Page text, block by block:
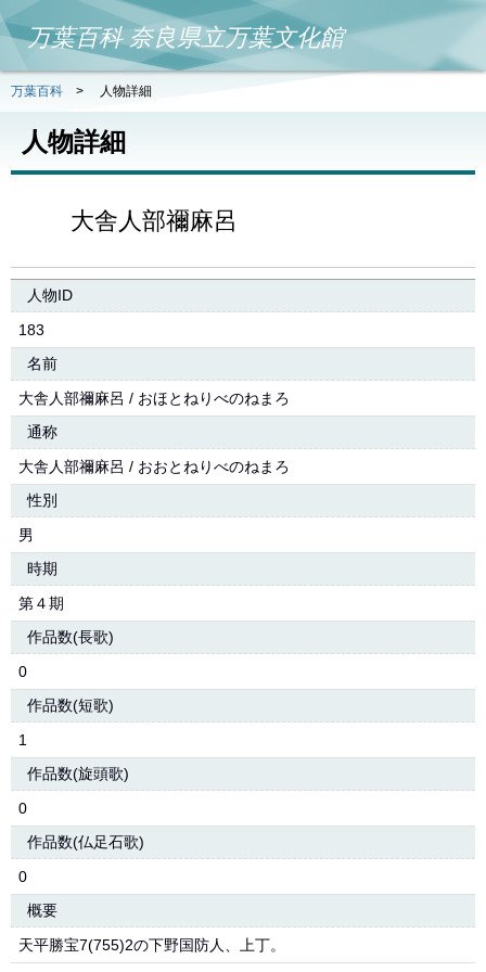
万葉百科 奈良県立万葉文化館
万葉百科 > 人物詳細
人物詳細
大舎人部禰麻呂
人物ID
183
名前
大舎人部禰麻呂 / おほとねりべのねまろ
通称
大舎人部禰麻呂 / おおとねりべのねまろ
性別
男
時期
第４期
作品数(長歌)
0
作品数(短歌)
1
作品数(旋頭歌)
0
作品数(仏足石歌)
0
概要
天平勝宝7(755)2の下野国防人、上丁。